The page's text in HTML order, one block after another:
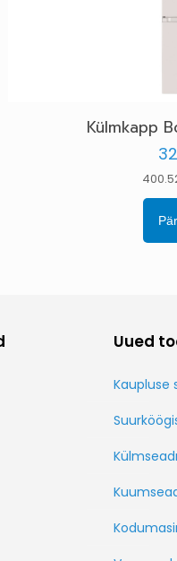
Külmkapp
Uued
Kaupluse